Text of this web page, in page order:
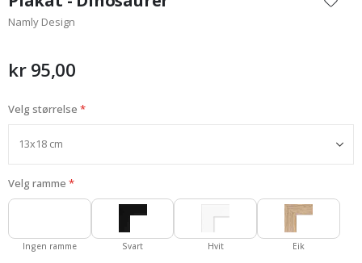
begynnelsen
av
Namly Design
kr 95,00
Velg størrelse
Velg ramme
Ingen ramme Svart Hvit Eik